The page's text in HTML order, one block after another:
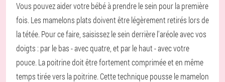
Vous pouvez aider votre bébé à prendre le sein pour la première
fois. Les mamelons plats doivent être légèrement retirés lors de
la tétée. Pour ce faire, saisissez le sein derrière l'aréole avec vos
doigts : par le bas - avec quatre, et par le haut - avec votre
pouce. La poitrine doit être fortement comprimée et en même
temps tirée vers la poitrine. Cette technique pousse le mamelon